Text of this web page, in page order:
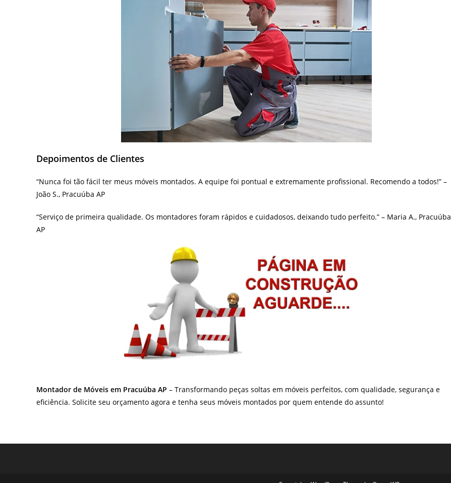
Depoimentos de Clientes
“Nunca foi tão fácil ter meus móveis montados. A equipe foi pontual e extremamente profissional. Recomendo a todos!” –
João S., Pracuúba AP
“Serviço de primeira qualidade. Os montadores foram rápidos e cuidadosos, deixando tudo perfeito.” – Maria A., Pracuúba
AP
Montador de Móveis em Pracuúba AP – Transformando peças soltas em móveis perfeitos, com qualidade, segurança e
eficiência. Solicite seu orçamento agora e tenha seus móveis montados por quem entende do assunto!